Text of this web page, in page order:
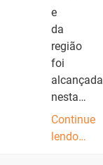
e
da
região
foi
alcançada
nesta…
Continue
lendo…